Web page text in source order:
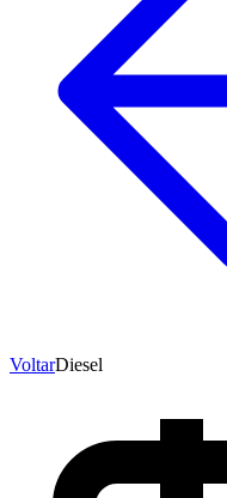
VoltarDiesel